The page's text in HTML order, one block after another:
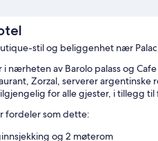
stil og beliggenhet nær
nærheten av Barolo palass og
Zorzal, serverer
for alle gjester, i tillegg
fordeler som dette:
og 2 møterom